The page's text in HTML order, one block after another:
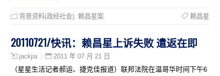
背景资料(政经社会) ,赖昌星案 赖昌星
20110721/快讯：赖昌星上诉失败 遣返在即
jackjia 2011 年 07 月 21 日
（星星生活记者郝运、捷克佳报道）联邦法院在温哥华时间下午6